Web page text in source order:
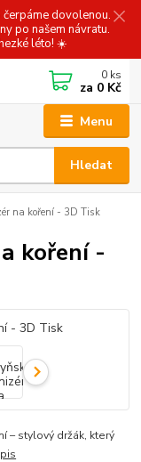
čerpáme dovolenou.
po našem návratu.
léto! ☀️
Menu
Hledat
0 ks
za 0 Kč
na koření - 3D Tisk
koření -
– stylový držák, který